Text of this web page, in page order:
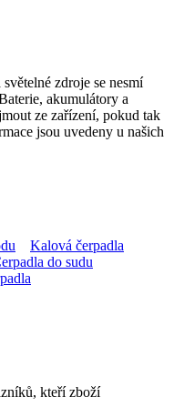
zdroje se nesmí
akumulátory a
ze zařízení, pokud tak
jsou uvedeny u našich
Kalová čerpadla
do sudu
kteří zboží